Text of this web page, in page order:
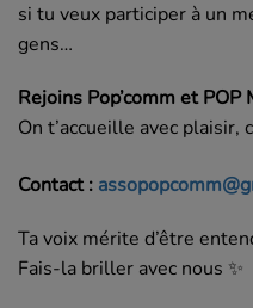
si tu veux participer à un
gens…
Rejoins Pop’comm et POP
On t’accueille avec
Contact :
Ta voix mérite d’être
Fais-la briller avec nous ✨